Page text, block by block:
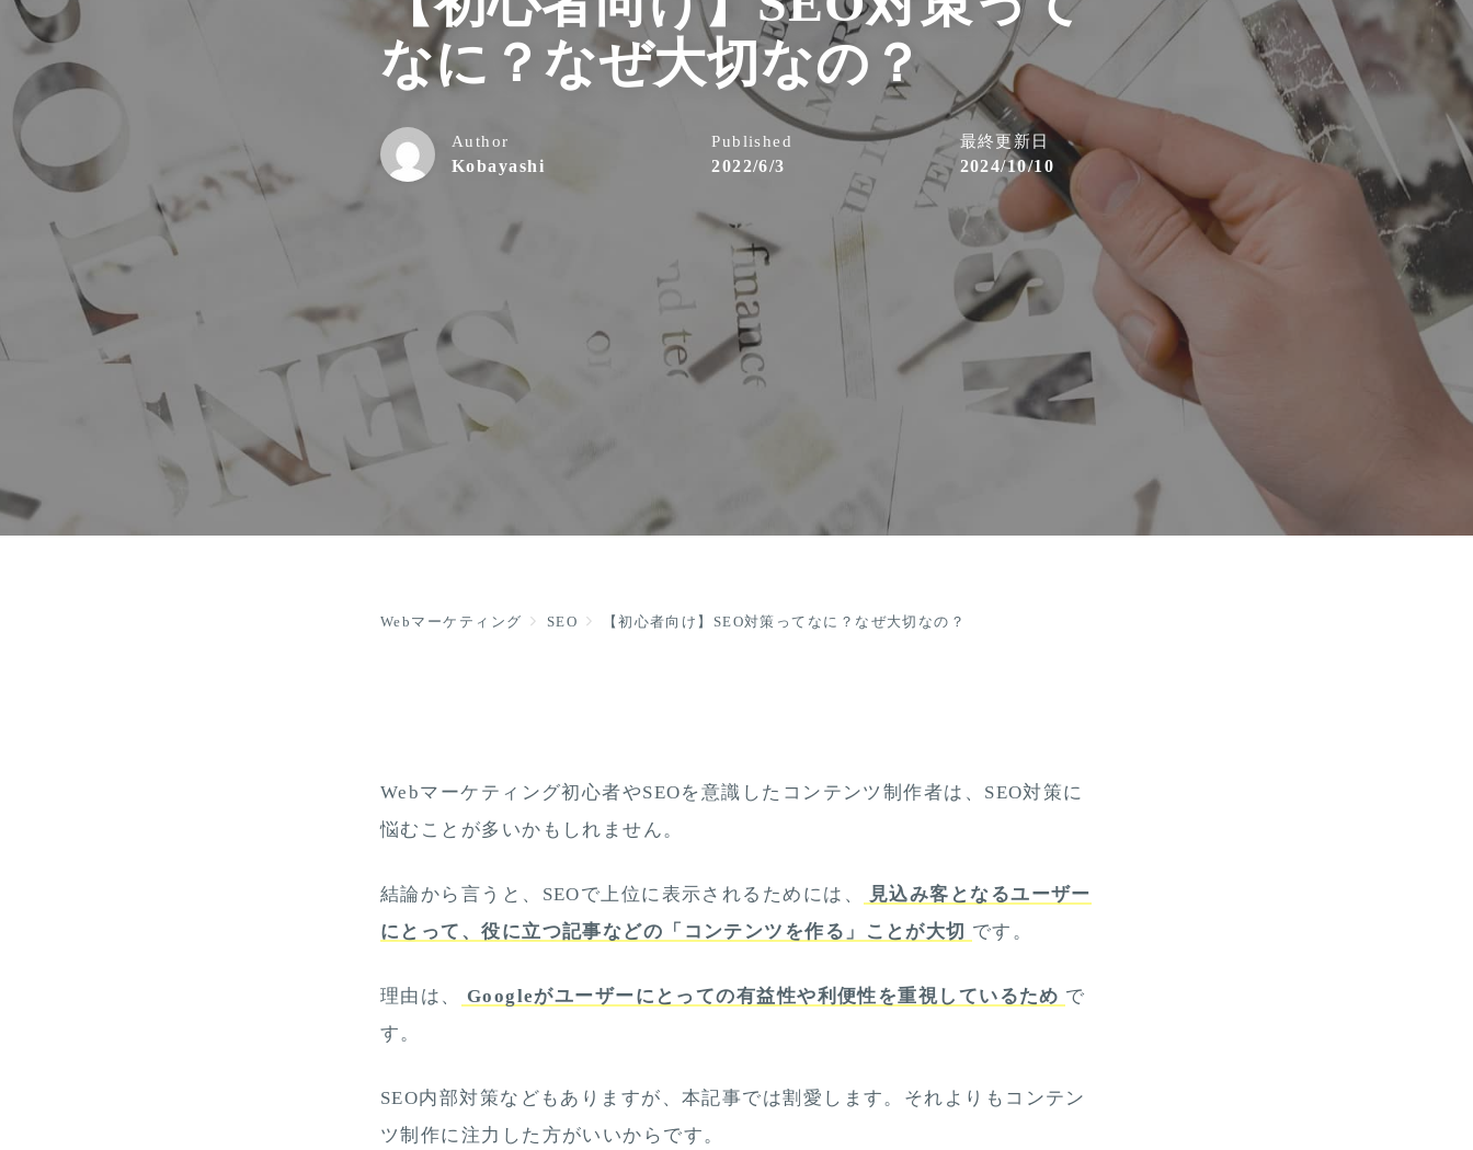
なに？なぜ大切なの？
Author
Kobayashi
Published
2022/6/3
最終更新日
2024/10/10
Webマーケティング SEO 【初心者向け】SEO対策ってなに？なぜ大切なの？
Webマーケティング初心者やSEOを意識したコンテンツ制作者は、SEO対策に
悩むことが多いかもしれません。
結論から言うと、SEOで上位に表示されるためには、
見込み客となるユーザー
にとって、役に立つ記事などの「コンテンツを作る」ことが大切 です。
理由は、 Googleがユーザーにとっての有益性や利便性を重視しているため で
す。
SEO内部対策などもありますが、本記事では割愛します。それよりもコンテン
ツ制作に注力した方がいいからです。